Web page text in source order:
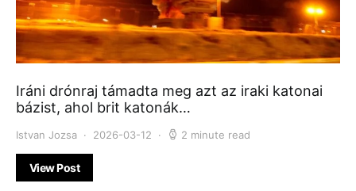
Iráni drónraj támadta meg azt az iraki katonai
bázist, ahol brit katonák…
Istvan Jozsa 2026-03-12 2 minute read
View Post